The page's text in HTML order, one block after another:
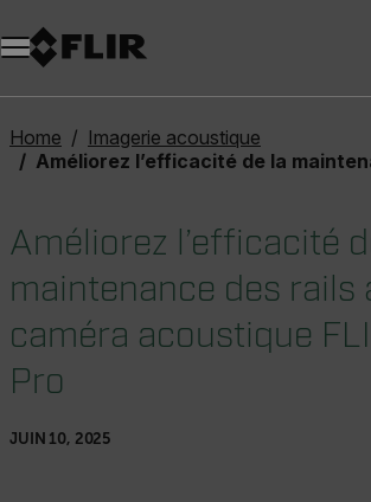
Unread messages
Modèle
Supprimer
articles
article
Ajouter au panier
Ajouté au panier
Home
Imagerie acoustique
Améliorez l’efficacité de la maintenance des rails avec la caméra acoustique FLIR Si2-
Améliorez l’efficacité
maintenance des rails
caméra acoustique
Pro
JUIN 10, 2025